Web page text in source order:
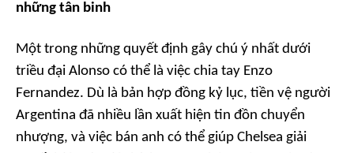
những tân binh
Một trong những quyết định gây chú ý nhất dưới
triều đại Alonso có thể là việc chia tay Enzo
Fernandez. Dù là bản hợp đồng kỷ lục, tiền vệ người
Argentina đã nhiều lần xuất hiện tin đồn chuyển
nhượng, và việc bán anh có thể giúp Chelsea giải